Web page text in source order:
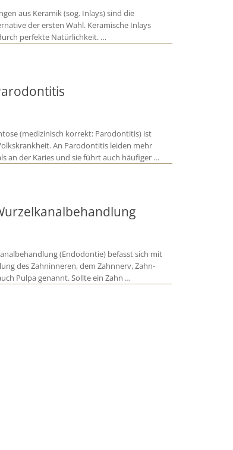
aus Keramik (sog. Inlays) sind die
der ersten Wahl. Keramische Inlays
perfekte Natürlichkeit. …
(medizinisch korrekt: Parodontitis) ist
An Parodontitis leiden mehr
an der Karies und sie führt auch häufiger …
(Endodontie) befasst sich mit
des Zahninneren, dem Zahnnerv, Zahn-
Pulpa genannt. Sollte ein Zahn …